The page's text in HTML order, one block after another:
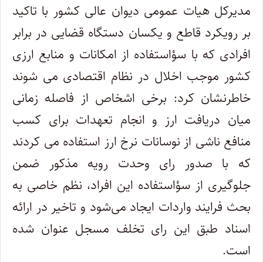
مدیرکل هیات عمومی دیوان عالی کشور با تاکید
بر رویکرد قاطع و یکسان دستگاه قضایی در برابر
افرادی که با سؤاستفاده از امکانات و منابع ارزی
کشور موجب اخلال در نظام اقتصادی می شوند
خاطرنشان کرد: برخی اشخاص از فاصله زمانی
میان دریافت ارز و انجام تعهدات برای کسب
منافع ناشی از نوسانات نرخ ارز استفاده می کردند
که با صدور رای وحدت رویه مذکور ضمن
جلوگیری از سؤاستفاده این افراد، نظم خاصی به
بحث فرایند واردات ایجاد می‌‎شود و تاخیر در ارائه
اسناد طبق این رای تخلف مسجل عنوان شده
است.